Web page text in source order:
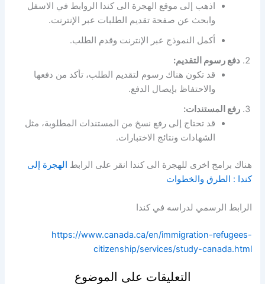
اذهب إلى موقع الهجرة الى كندا الروابط في الاسفل
وابحث عن صفحة تقديم الطلبات عبر الإنترنت.
أكمل النموذج عبر الإنترنت وقدم الطلب.
دفع رسوم التقديم:
قد تكون هناك رسوم لتقديم الطلب، تأكد من دفعها
والاحتفاظ بإيصال الدفع.
رفع المستندات:
قد تحتاج إلى رفع نسخ من المستندات المطلوبة، مثل
الشهادات ونتائج الاختبارات.
هناك برامج اخرى للهجرة الى كندا انقر على الرابط الهجرة إلى
كندا : الطرق والخطوات
الرابط الرسمي لدراسه في كندا
https://www.canada.ca/en/immigration-refugees-
citizenship/services/study-canada.html
التعليقات على الموضوع